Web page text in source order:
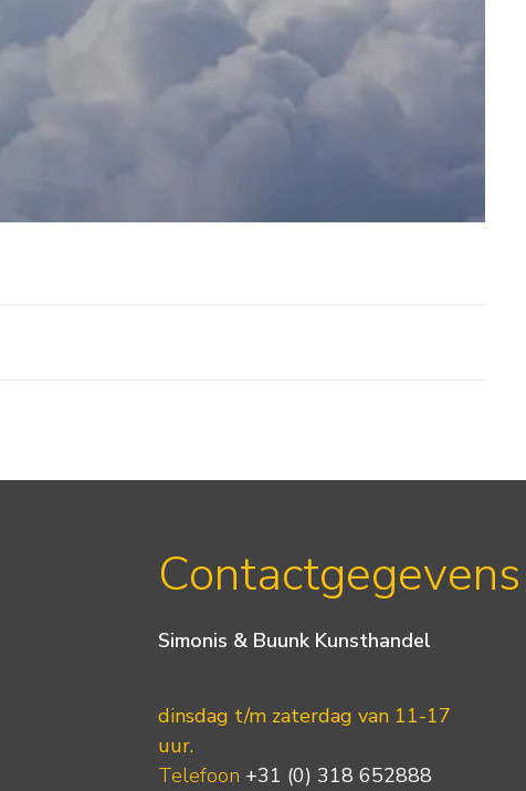
Contactgegevens
Simonis & Buunk Kunsthandel
dinsdag t/m zaterdag van 11-17
uur.
Telefoon +31 (0) 318 652888